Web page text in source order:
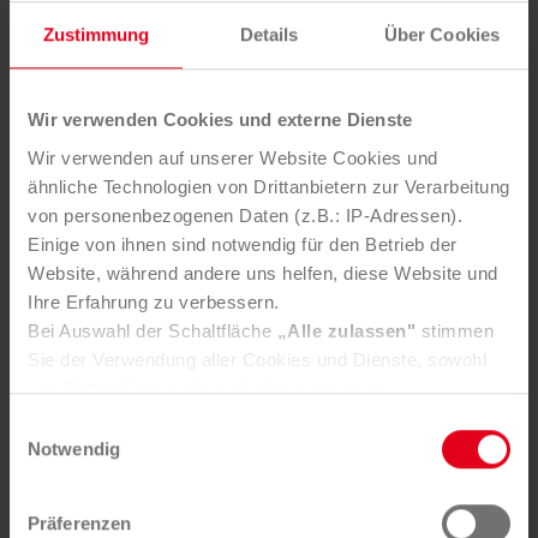
Zustimmung Details Über Cookies
Wir verwenden Cookies und externe Dienste
Wir verwenden auf unserer Website Cookies und
ähnliche Technologien von Drittanbietern zur Verarbeitung
von personenbezogenen Daten (z.B.: IP-Adressen).
Einige von ihnen sind notwendig für den Betrieb der
Website, während andere uns helfen, diese Website und
Ihre Erfahrung zu verbessern.
Bei Auswahl der Schaltfläche „Alle zulassen" stimmen
Sie der Verwendung aller Cookies und Dienste, sowohl
von Drittanbietern als auch den eigenen, zu.
selbst zu entscheiden, welche Cookies-Setzung Sie
Selbstverständlich können Sie über Consent Button in
der linken unteren Ecke die gesetzte Zustimmung
Notwendig
Präferenzen
Bio-Abfälle richtig entsorgt und verwertet.
ERLEBE DAS DRITTE ABENTEUER
Schnell wie der Blitz